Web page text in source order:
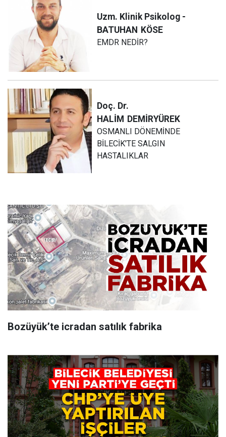
Uzm. Klinik Psikolog -
BATUHAN KÖSE
EMDR NEDİR?
Doç. Dr.
HALİM DEMİRYÜREK
OSMANLI DÖNEMİNDE
BİLECİK'TE SALGIN
HASTALIKLAR
Bozüyük’te icradan satılık fabrika